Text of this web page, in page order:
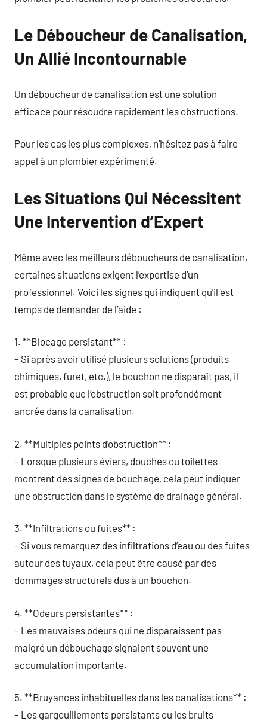
Le Déboucheur de Canalisation,
Un Allié Incontournable
Un déboucheur de canalisation est une solution
efficace pour résoudre rapidement les obstructions.
Pour les cas les plus complexes, n’hésitez pas à faire
appel à un plombier expérimenté.
Les Situations Qui Nécessitent
Une Intervention d’Expert
Même avec les meilleurs déboucheurs de canalisation,
certaines situations exigent l’expertise d’un
professionnel. Voici les signes qui indiquent qu’il est
temps de demander de l’aide :
1. **Blocage persistant** :
– Si après avoir utilisé plusieurs solutions (produits
chimiques, furet, etc.), le bouchon ne disparaît pas, il
est probable que l’obstruction soit profondément
ancrée dans la canalisation.
2. **Multiples points d’obstruction** :
– Lorsque plusieurs éviers, douches ou toilettes
montrent des signes de bouchage, cela peut indiquer
une obstruction dans le système de drainage général.
3. **Infiltrations ou fuites** :
– Si vous remarquez des infiltrations d’eau ou des fuites
autour des tuyaux, cela peut être causé par des
dommages structurels dus à un bouchon.
4. **Odeurs persistantes** :
– Les mauvaises odeurs qui ne disparaissent pas
malgré un débouchage signalent souvent une
accumulation importante.
5. **Bruyances inhabituelles dans les canalisations** :
– Les gargouillements persistants ou les bruits